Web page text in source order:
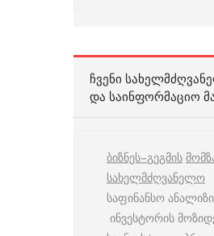
ᲩᲕᲔᲜᲘ
ᲓᲐ ᲡᲐᲘᲜᲤᲝᲠᲛᲐᲪᲘᲝ
ბიზნეს–გეგმის
სახელმძღვანელო
საფინანსო ანალიზი
ინვესტორის